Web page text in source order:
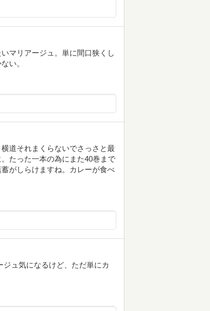
マリアージュ。単に間口狭くし
い。
道それまくらないでさっさと最
たった一本の為にまた40巻まで
がしらけますね。カレーが食べ
ュ気になるけど、ただ単にカ